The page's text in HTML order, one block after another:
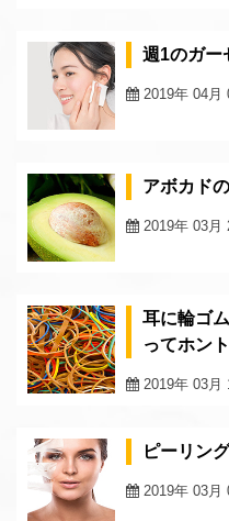
週1のガー
2019年 04月
アボカド
2019年 03月
耳に輪ゴ
ってホン
2019年 03月
ピーリン
2019年 03月